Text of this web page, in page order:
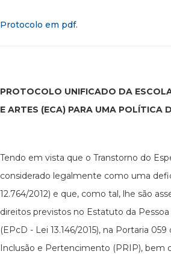
Protocolo em pdf.
PROTOCOLO UNIFICADO DA
E ARTES (ECA) PARA UMA POLÍTICA
Tendo em vista que o Transtorno do
considerado legalmente como uma
12.764/2012) e que, como tal, lhe são
direitos previstos no Estatuto da
(EPcD - Lei 13.146/2015), na Portaria
Inclusão e Pertencimento (PRIP), bem